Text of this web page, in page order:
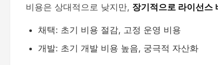
비용은 상대적으로 낮지만, 장기적으로 라이선스
채택: 초기 비용 절감, 고정 운영 비용
개발: 초기 개발 비용 높음, 궁극적 자산화